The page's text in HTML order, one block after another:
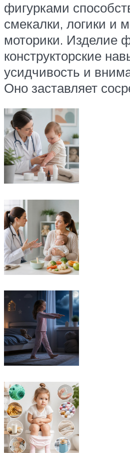
фигурками
смекалки, логики и
моторики. Изделие
конструкторские
усидчивость и
Оно заставляет